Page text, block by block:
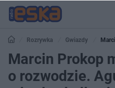
Rozrywka Gwiazdy
Agustin Egurrola zdradza kulisy i
Marcin Prokop
o rozwodzie.